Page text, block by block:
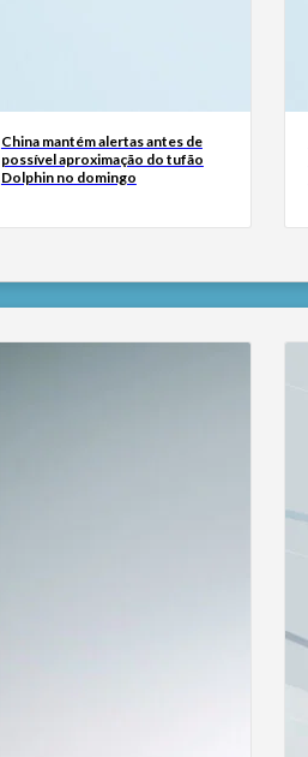
China mantém alertas antes de
possível aproximação do tufão
Dolphin no domingo